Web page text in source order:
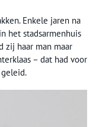
Enkele jaren na
het stadsarmenhuis
zij haar man maar
– dat had voor